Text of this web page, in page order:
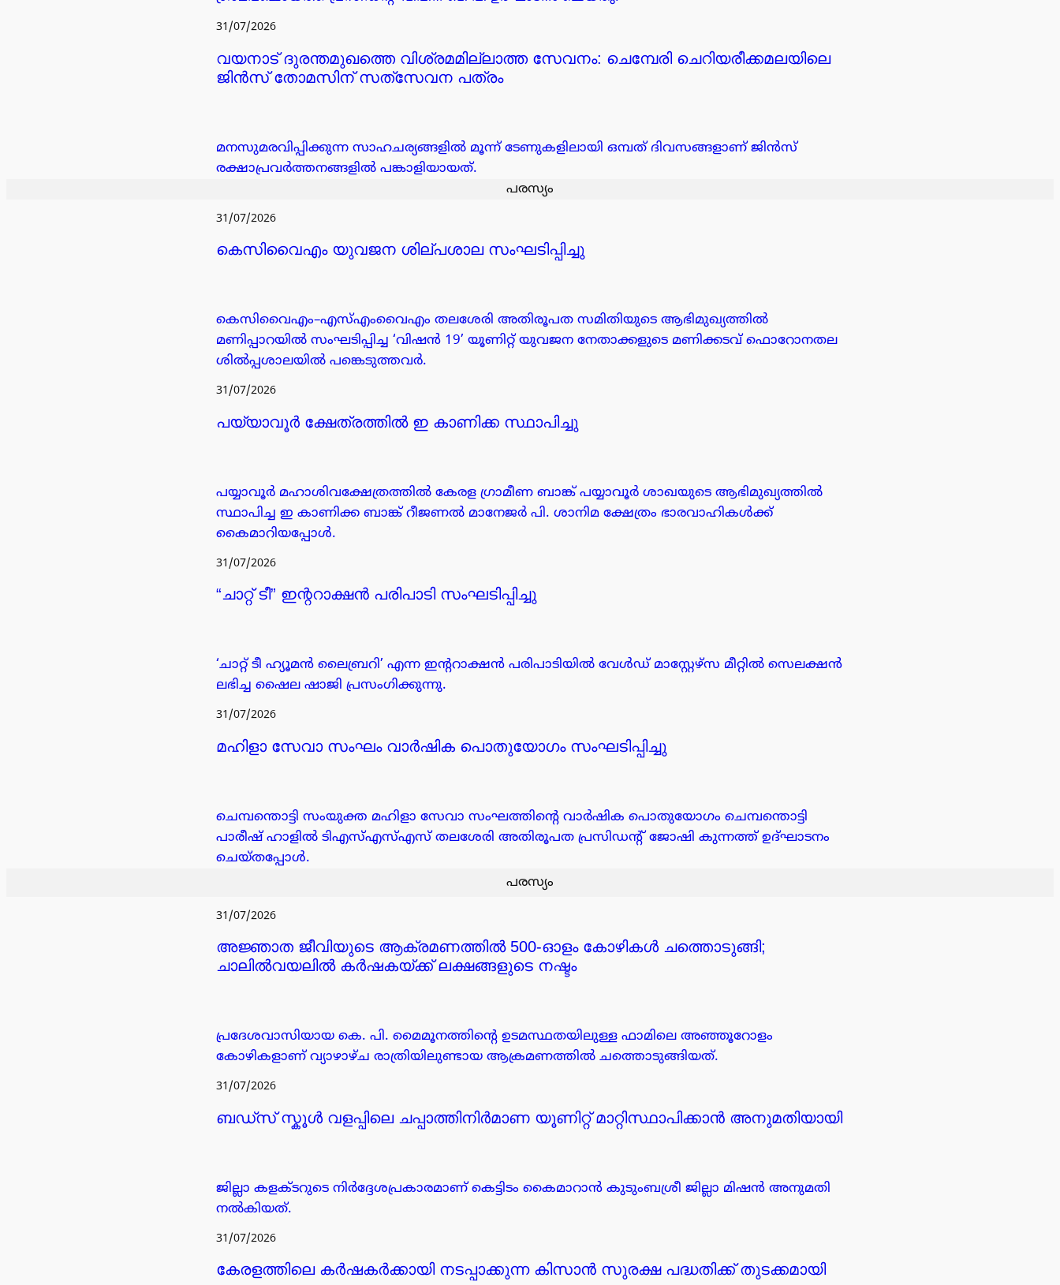
31/07/2026
വയനാട് ദുരന്തമുഖത്തെ വിശ്രമമില്ലാത്ത സേവനം: ചെമ്പേരി ചെറിയരീക്കമലയിലെ
ജിൻസ് തോമസിന് സത്‌സേവന പത്രം
മനസുമരവിപ്പിക്കുന്ന സാഹചര്യങ്ങളിൽ മൂന്ന് ടേണുകളിലായി ഒമ്പത് ദിവസങ്ങളാണ് ജിൻസ്
രക്ഷാപ്രവർത്തനങ്ങളിൽ പങ്കാളിയായത്.
പരസ്യം
31/07/2026
കെസിവൈഎം യുവജന ശില്പശാല സംഘടിപ്പിച്ചു
കെസിവൈഎം–എസ്എംവൈഎം തലശേരി അതിരൂപത സമിതിയുടെ ആഭിമുഖ്യത്തിൽ
മണിപ്പാറയിൽ സംഘടിപ്പിച്ച ‘വിഷൻ 19’ യൂണിറ്റ് യുവജന നേതാക്കളുടെ മണിക്കടവ് ഫൊറോനതല
ശിൽപ്പശാലയിൽ പങ്കെടുത്തവർ.
31/07/2026
പയ്യാവൂർ ക്ഷേത്രത്തിൽ ഇ കാണിക്ക സ്ഥാപിച്ചു
പയ്യാവൂർ മഹാശിവക്ഷേത്രത്തിൽ കേരള ഗ്രാമീണ ബാങ്ക് പയ്യാവൂർ ശാഖയുടെ ആഭിമുഖ്യത്തിൽ
സ്ഥാപിച്ച ഇ കാണിക്ക ബാങ്ക് റീജണൽ മാനേജർ പി. ശാനിമ ക്ഷേത്രം ഭാരവാഹികൾക്ക്
കൈമാറിയപ്പോൾ.
31/07/2026
“ചാറ്റ് ടീ” ഇന്ററാക്ഷൻ പരിപാടി സംഘടിപ്പിച്ചു
‘ചാറ്റ് ടീ ഹ്യൂമൻ ലൈബ്രറി’ എന്ന ഇന്ററാക്ഷൻ പരിപാടിയിൽ വേൾഡ് മാസ്റ്റേഴ്സ മീറ്റിൽ സെലക്ഷൻ
ലഭിച്ച ഷൈല ഷാജി പ്രസംഗിക്കുന്നു.
31/07/2026
മഹിളാ സേവാ സംഘം വാർഷിക പൊതുയോഗം സംഘടിപ്പിച്ചു
ചെമ്പന്തൊട്ടി സംയുക്ത മഹിളാ സേവാ സംഘത്തിന്റെ വാർഷിക പൊതുയോഗം ചെമ്പന്തൊട്ടി
പാരീഷ് ഹാളിൽ ടിഎസ്എസ്എസ് തലശേരി അതിരൂപത പ്രസിഡൻ്റ് ജോഷി കുന്നത്ത് ഉദ്ഘാടനം
ചെയ്തപ്പോൾ.
പരസ്യം
31/07/2026
അജ്ഞാത ജീവിയുടെ ആക്രമണത്തിൽ 500-ഓളം കോഴികൾ ചത്തൊടുങ്ങി;
ചാലിൽവയലിൽ കർഷകയ്ക്ക് ലക്ഷങ്ങളുടെ നഷ്ടം
പ്രദേശവാസിയായ കെ. പി. മൈമൂനത്തിന്റെ ഉടമസ്ഥതയിലുള്ള ഫാമിലെ അഞ്ഞൂറോളം
കോഴികളാണ് വ്യാഴാഴ്ച രാത്രിയിലുണ്ടായ ആക്രമണത്തിൽ ചത്തൊടുങ്ങിയത്.
31/07/2026
ബഡ്‌സ് സ്കൂൾ വളപ്പിലെ ചപ്പാത്തിനിർമാണ യൂണിറ്റ് മാറ്റിസ്ഥാപിക്കാൻ അനുമതിയായി
ജില്ലാ കളക്ടറുടെ നിർദ്ദേശപ്രകാരമാണ് കെട്ടിടം കൈമാറാൻ കുടുംബശ്രീ ജില്ലാ മിഷൻ അനുമതി
നൽകിയത്.
31/07/2026
കേരളത്തിലെ കർഷകർക്കായി നടപ്പാക്കുന്ന കിസാൻ സുരക്ഷ പദ്ധതിക്ക് തുടക്കമായി